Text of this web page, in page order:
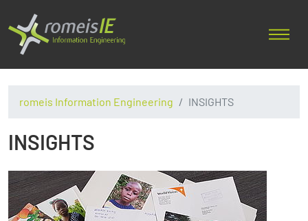
romeis Information Engineering INSIGHTS
INSIGHTS